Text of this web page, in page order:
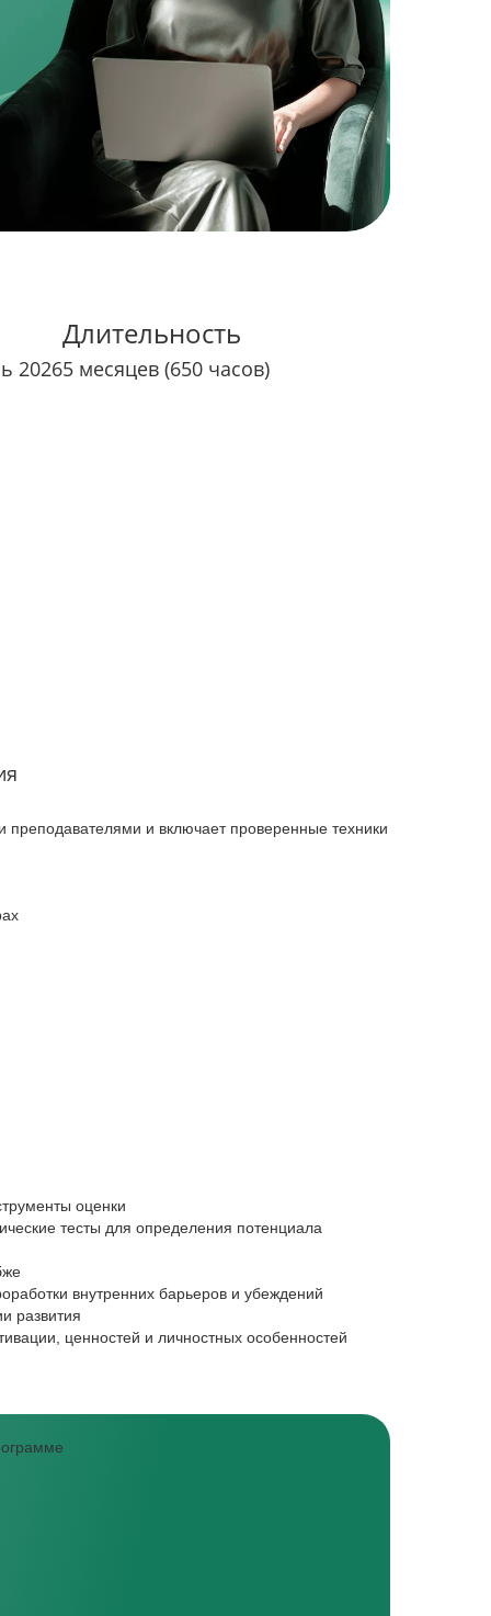
2026
Длительность
5 месяцев (650 часов)
преподавателями и включает проверенные техники
оценки
тесты для определения потенциала
внутренних барьеров и убеждений
развития
ценностей и личностных особенностей